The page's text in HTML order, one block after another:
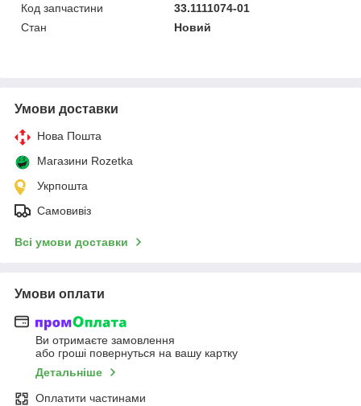
Код запчастини
33.1111074-01
Стан
Новий
Умови доставки
Нова Пошта
Магазини Rozetka
Укрпошта
Самовивіз
Всі умови доставки
Умови оплати
Ви отримаєте замовлення
або гроші повернуться на вашу картку
Детальніше
Оплатити частинами